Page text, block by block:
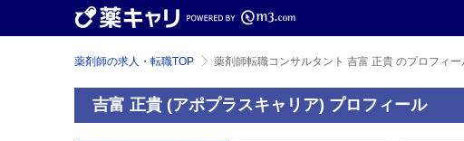
薬剤師の求人・転職TOP 薬剤師転職コンサルタント 吉富 正貴 のプロフィー
吉富 正貴 (アポプラスキャリア) プロフィール